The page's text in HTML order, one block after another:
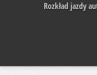
Rozkład jazdy